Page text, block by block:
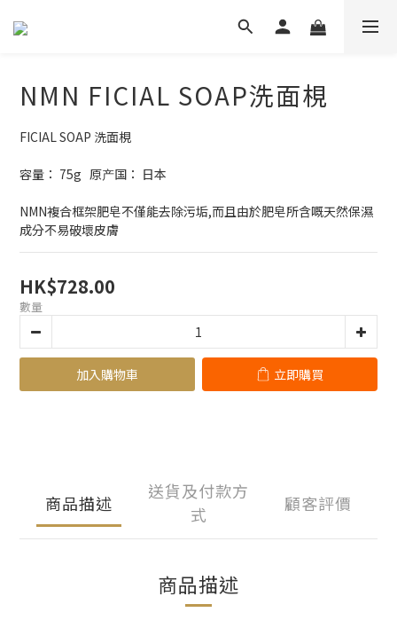
NMN FICIAL SOAP洗面梘
FICIAL SOAP 洗面梘
容量： 75g   原产国： 日本
NMN複合框架肥皂不僅能去除污垢,而且由於肥皂所含嘅天然保濕
成分不易破壞皮膚
HK$728.00
數量
加入購物車 立即購買
商品描述
送貨及付款方
式
顧客評價
商品描述